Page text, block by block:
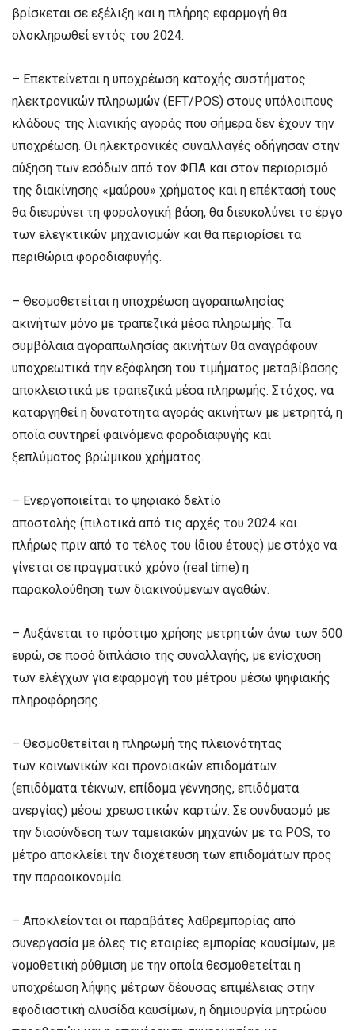
βρίσκεται σε εξέλιξη και η πλήρης εφαρμογή θα
ολοκληρωθεί εντός του 2024.
– Επεκτείνεται η υποχρέωση κατοχής συστήματος
ηλεκτρονικών πληρωμών (EFT/POS) στους υπόλοιπους
κλάδους της λιανικής αγοράς που σήμερα δεν έχουν την
υποχρέωση. Οι ηλεκτρονικές συναλλαγές οδήγησαν στην
αύξηση των εσόδων από τον ΦΠΑ και στον περιορισμό
της διακίνησης «μαύρου» χρήματος και η επέκτασή τους
θα διευρύνει τη φορολογική βάση, θα διευκολύνει το έργο
των ελεγκτικών μηχανισμών και θα περιορίσει τα
περιθώρια φοροδιαφυγής.
– Θεσμοθετείται η υποχρέωση αγοραπωλησίας
ακινήτων μόνο με τραπεζικά μέσα πληρωμής. Τα
συμβόλαια αγοραπωλησίας ακινήτων θα αναγράφουν
υποχρεωτικά την εξόφληση του τιμήματος μεταβίβασης
αποκλειστικά με τραπεζικά μέσα πληρωμής. Στόχος, να
καταργηθεί η δυνατότητα αγοράς ακινήτων με μετρητά, η
οποία συντηρεί φαινόμενα φοροδιαφυγής και
ξεπλύματος βρώμικου χρήματος.
– Ενεργοποιείται το ψηφιακό δελτίο
αποστολής (πιλοτικά από τις αρχές του 2024 και
πλήρως πριν από το τέλος του ίδιου έτους) με στόχο να
γίνεται σε πραγματικό χρόνο (real time) η
παρακολούθηση των διακινούμενων αγαθών.
– Αυξάνεται το πρόστιμο χρήσης μετρητών άνω των 500
ευρώ, σε ποσό διπλάσιο της συναλλαγής, με ενίσχυση
των ελέγχων για εφαρμογή του μέτρου μέσω ψηφιακής
πληροφόρησης.
– Θεσμοθετείται η πληρωμή της πλειονότητας
των κοινωνικών και προνοιακών επιδομάτων
(επιδόματα τέκνων, επίδομα γέννησης, επιδόματα
ανεργίας) μέσω χρεωστικών καρτών. Σε συνδυασμό με
την διασύνδεση των ταμειακών μηχανών με τα POS, το
μέτρο αποκλείει την διοχέτευση των επιδομάτων προς
την παραοικονομία.
– Αποκλείονται οι παραβάτες λαθρεμπορίας από
συνεργασία με όλες τις εταιρίες εμπορίας καυσίμων, με
νομοθετική ρύθμιση με την οποία θεσμοθετείται η
υποχρέωση λήψης μέτρων δέουσας επιμέλειας στην
εφοδιαστική αλυσίδα καυσίμων, η δημιουργία μητρώου